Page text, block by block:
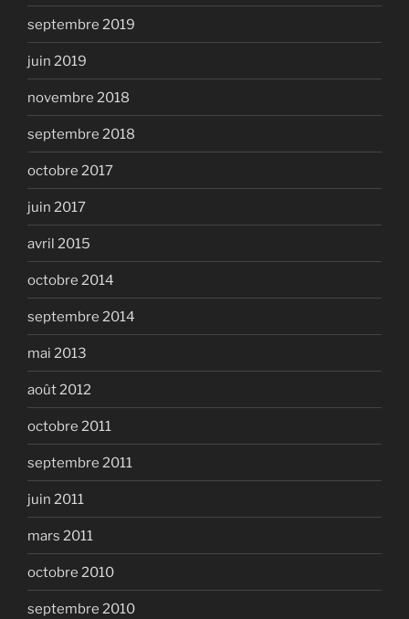
septembre 2019
juin 2019
novembre 2018
septembre 2018
octobre 2017
juin 2017
avril 2015
octobre 2014
septembre 2014
mai 2013
août 2012
octobre 2011
septembre 2011
juin 2011
mars 2011
octobre 2010
septembre 2010